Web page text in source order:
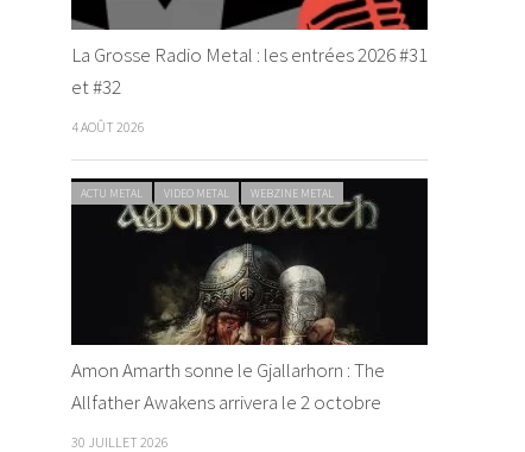
La Grosse Radio Metal : les entrées 2026 #31
et #32
4 AOÛT 2026
ACTU METAL VIDEO METAL WEBZINE METAL
Amon Amarth sonne le Gjallarhorn : The
Allfather Awakens arrivera le 2 octobre
30 JUILLET 2026